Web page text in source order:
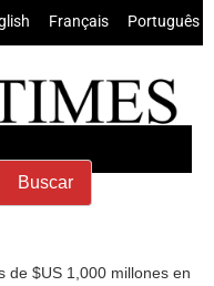
Français Português
de $US 1,000 millones en